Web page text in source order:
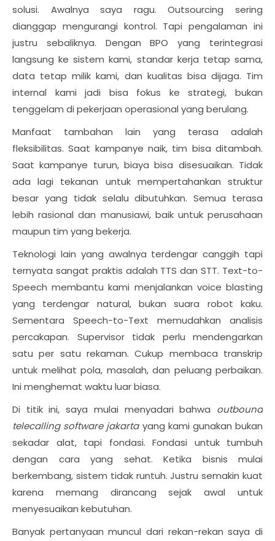
solusi. Awalnya saya ragu. Outsourcing sering
dianggap mengurangi kontrol. Tapi pengalaman ini
justru sebaliknya. Dengan BPO yang terintegrasi
langsung ke sistem kami, standar kerja tetap sama,
data tetap milik kami, dan kualitas bisa dijaga. Tim
internal kami jadi bisa fokus ke strategi, bukan
tenggelam di pekerjaan operasional yang berulang.
Manfaat tambahan lain yang terasa adalah
fleksibilitas. Saat kampanye naik, tim bisa ditambah.
Saat kampanye turun, biaya bisa disesuaikan. Tidak
ada lagi tekanan untuk mempertahankan struktur
besar yang tidak selalu dibutuhkan. Semua terasa
lebih rasional dan manusiawi, baik untuk perusahaan
maupun tim yang bekerja.
Teknologi lain yang awalnya terdengar canggih tapi
ternyata sangat praktis adalah TTS dan STT. Text-to-
Speech membantu kami menjalankan voice blasting
yang terdengar natural, bukan suara robot kaku.
Sementara Speech-to-Text memudahkan analisis
percakapan. Supervisor tidak perlu mendengarkan
satu per satu rekaman. Cukup membaca transkrip
untuk melihat pola, masalah, dan peluang perbaikan.
Ini menghemat waktu luar biasa.
Di titik ini, saya mulai menyadari bahwa outbound
telecalling software jakartayang kami gunakan bukan
sekadar alat, tapi fondasi. Fondasi untuk tumbuh
dengan cara yang sehat. Ketika bisnis mulai
berkembang, sistem tidak runtuh. Justru semakin kuat
karena memang dirancang sejak awal untuk
menyesuaikan kebutuhan.
Banyak pertanyaan muncul dari rekan-rekan saya di